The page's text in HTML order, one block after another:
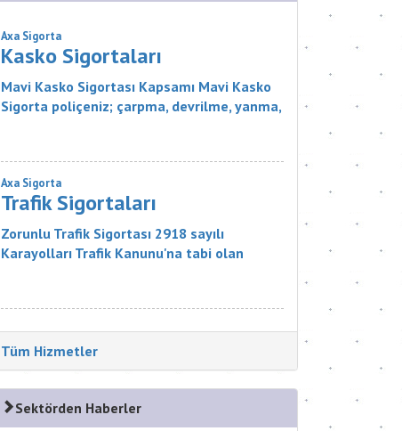
Axa Sigorta
Kasko Sigortaları
Mavi Kasko Sigortası Kapsamı Mavi Kasko
Sigorta poliçeniz; çarpma, devrilme, yanma,
Axa Sigorta
Trafik Sigortaları
Zorunlu Trafik Sigortası 2918 sayılı
Karayolları Trafik Kanunu'na tabi olan
Tüm Hizmetler
Sektörden Haberler